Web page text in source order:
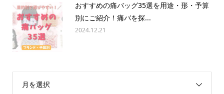
おすすめの痛バッグ35選を用途・形・予算
別にご紹介！痛バを探...
2024.12.21
月を選択